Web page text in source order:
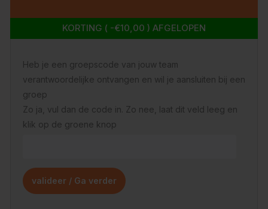
KORTING ( -€10,00 ) AFGELOPEN
Heb je een groepscode van jouw team
verantwoordelijke ontvangen en wil je aansluiten bij een
groep
Zo ja, vul dan de code in. Zo nee, laat dit veld leeg en
klik op de groene knop